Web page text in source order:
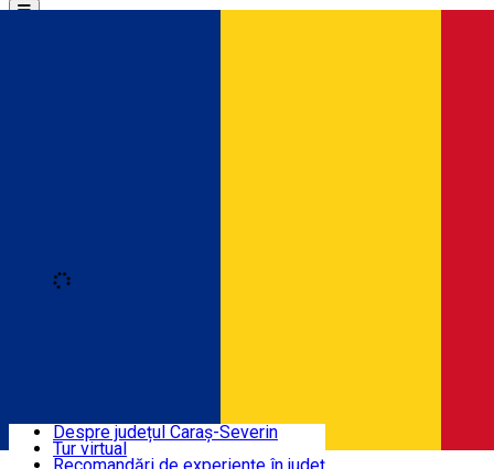
Open main menu
Trasee turistice
Despre județul Caraș-Severin
Tur virtual